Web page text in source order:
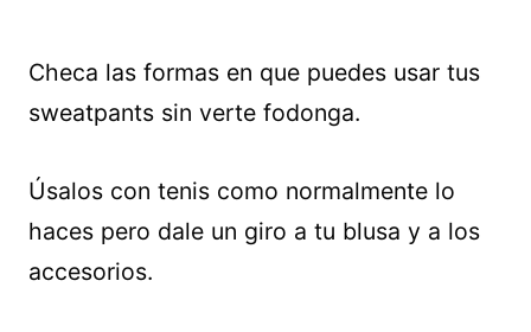
Checa las formas en que puedes usar tus
sweatpants sin verte fodonga.
Úsalos con tenis como normalmente lo
haces pero dale un giro a tu blusa y a los
accesorios.